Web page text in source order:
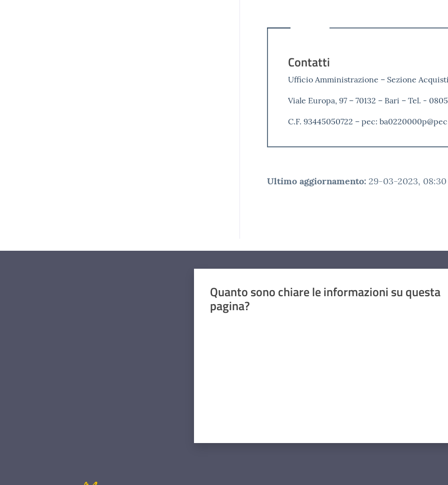
Contatti
Ufficio Amministrazione – Sezione
Viale Europa, 97 – 70132 – Bari – Tel. -
C.F. 93445050722 – pec:
Ultimo aggiornamento: 29-03-2023, 08:30
Quanto sono chiare le informazioni su questa
pagina?